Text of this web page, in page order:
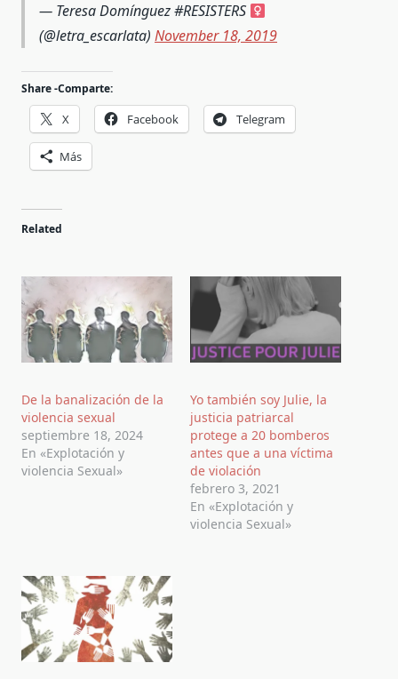
— Teresa Domínguez #RESISTERS
(@letra_escarlata) November 18, 2019
Share -Comparte:
X Facebook Telegram
Más
Related
De la banalización de la
violencia sexual
septiembre 18, 2024
En «Explotación y
violencia Sexual»
Yo también soy Julie, la
justicia patriarcal
protege a 20 bomberos
antes que a una víctima
de violación
febrero 3, 2021
En «Explotación y
violencia Sexual»